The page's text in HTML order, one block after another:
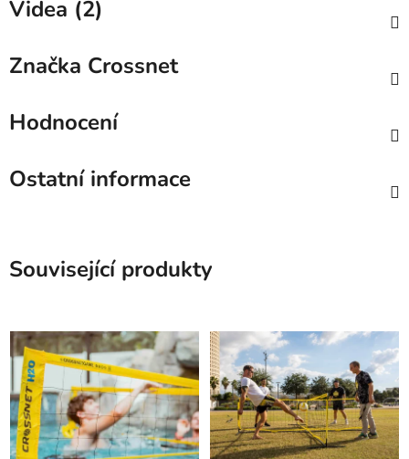
Videa (2)
Značka Crossnet
Hodnocení
Ostatní informace
Související produkty